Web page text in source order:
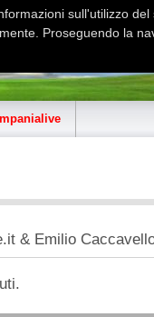
& Emilio
sull'utilizzo
Proseguendo la